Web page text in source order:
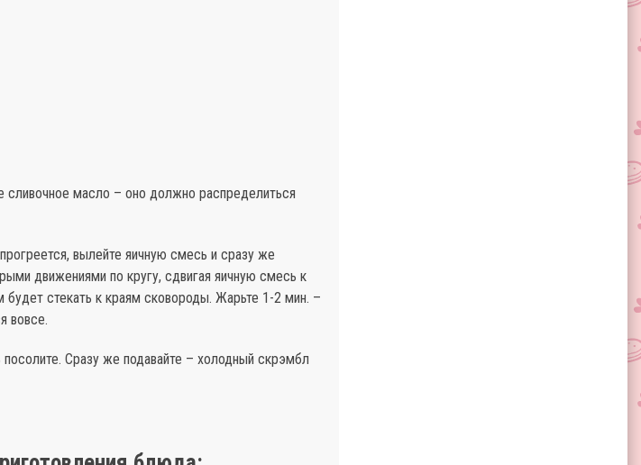
сливочное масло – оно должно распределиться
вылейте яичную смесь и сразу же
движениями по кругу, сдвигая яичную смесь к
стекать к краям сковороды. Жарьте 1-2 мин. –
вовсе.
Сразу же подавайте – холодный скрэмбл